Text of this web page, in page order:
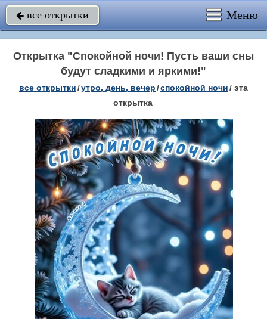
 все открытки Меню
Открытка "Спокойной ночи! Пусть ваши сны
будут сладкими и яркими!"
все открытки/утро, день, вечер/спокойной ночи/ эта
открытка